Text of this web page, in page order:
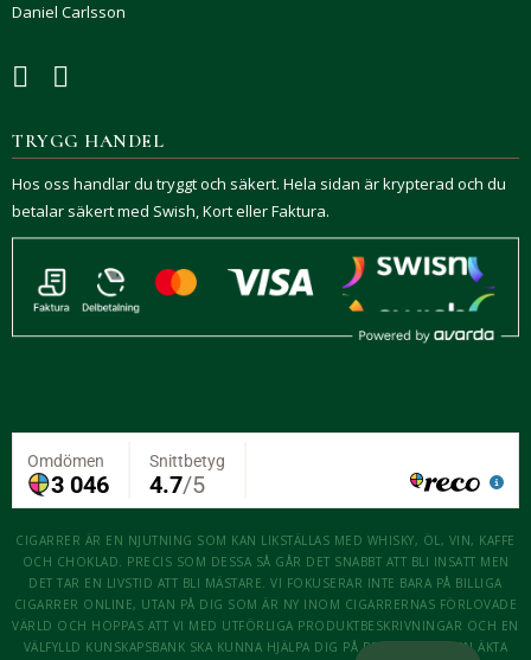
Daniel Carlsson
TRYGG HANDEL
Hos oss handlar du tryggt och säkert. Hela sidan är krypterad och du
betalar säkert med Swish, Kort eller Faktura.
CIGARRER ÄR EN NJUTNING SOM KAN LIKSTÄLLAS MED WHISKY, ÖL, VIN, KAFFE
OCH CHOKLAD. PRECIS SOM DESSA SÅ GÅR DET SNABBT ATT BLI INSATT MEN
DET TAR EN LIVSTID ATT BLI MÄSTARE. VI FOKUSERAR INTE BARA PÅ BILLIGA
CIGARRER ONLINE, UTAN PÅ DIG SOM ÄR NY INOM CIGARRERNAS FÖRLOVADE
VÄRLD OCH HOPPAS ATT VI MED UTFÖRLIGA PRODUKTBESKRIVNINGAR OCH EN
VÄLFYLLD KUNSKAPSBANK SKA KUNNA HJÄLPA DIG PÅ RESAN ATT BLI EN ÄKTA